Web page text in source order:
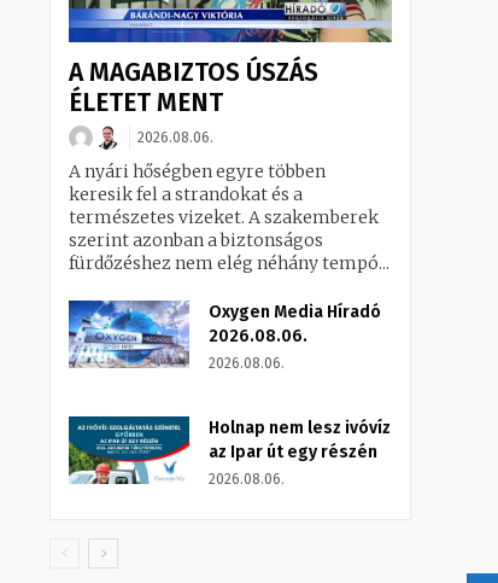
A MAGABIZTOS ÚSZÁS
ÉLETET MENT
2026.08.06.
A nyári hőségben egyre többen
keresik fel a strandokat és a
természetes vizeket. A szakemberek
szerint azonban a biztonságos
fürdőzéshez nem elég néhány tempó...
Oxygen Media Híradó
2026.08.06.
2026.08.06.
Holnap nem lesz ivóvíz
az Ipar út egy részén
2026.08.06.